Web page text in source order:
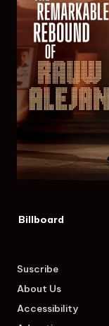
Billboard
Suscribe
About Us
Accessibility